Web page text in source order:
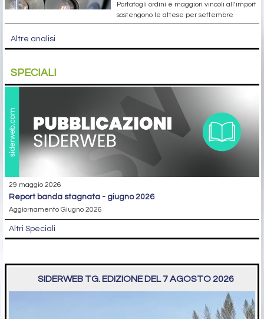
Portafogli ordini e maggiori vincoli all’import
sostengono le attese per settembre
Altre analisi
SPECIALI
29 maggio 2026
report banda stagnata - giugno 2026
Aggiornamento Giugno 2026
Altri Speciali
SIDERWEB TG. EDIZIONE DEL 7 AGOSTO 2026